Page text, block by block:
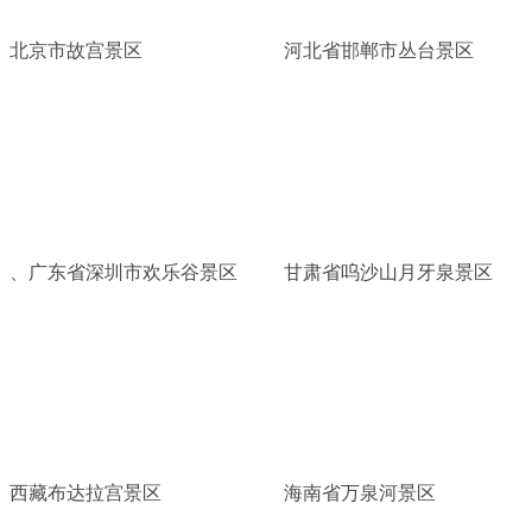
北京市故宫景区 河北省邯郸市丛台景区
、广东省深圳市欢乐谷景区 甘肃省呜沙山月牙泉景区
西藏布达拉宫景区 海南省万泉河景区